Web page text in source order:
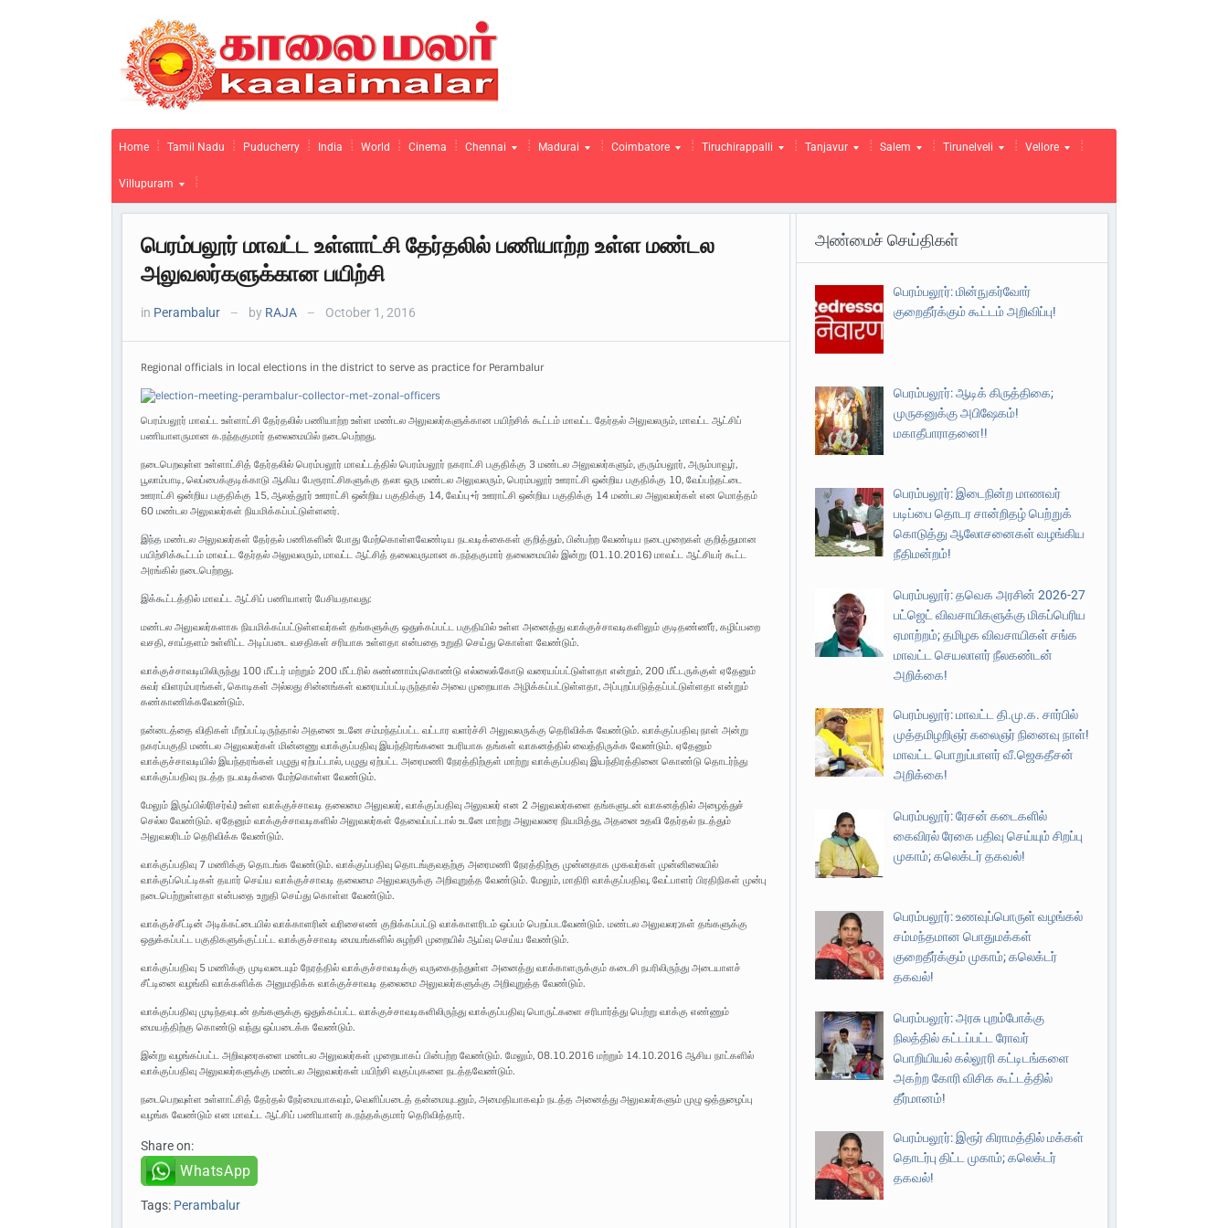
Home Tamil Nadu Puducherry India World Cinema Chennai Madurai Coimbatore Tiruchirappalli Tanjavur Salem Tirunelveli Vellore
Villupuram
பெரம்பலூர் மாவட்ட உள்ளாட்சி தேர்தலில் பணியாற்ற உள்ள மண்டல
அலுவலர்களுக்கான பயிற்சி
in Perambalur — by RAJA — October 1, 2016
Regional officials in local elections in the district to serve as practice for Perambalur
பெரம்பலூர் மாவட்ட உள்ளாட்சி தேர்தலில் பணியாற்ற உள்ள மண்டல அலுவலர்களுக்கான பயிற்சிக் கூட்டம் மாவட்ட தேர்தல் அலுவலரும், மாவட்ட ஆட்சிப்
பணியாளருமான க.நந்தகுமார் தலைமையில் நடைபெற்றது.
நடைபெறவுள்ள உள்ளாட்சித் தேர்தலில் பெரம்பலூர் மாவட்டத்தில் பெரம்பலூர் நகராட்சி பகுதிக்கு 3 மண்டல அலுவலர்களும், குரும்பலூர், அரும்பாவூர்,
பூலாம்பாடி, லெப்பைக்குடிக்காடு ஆகிய பேரூராட்சிகளுக்கு தலா ஒரு மண்டல அலுவலரும், பெரம்பலூர் ஊராட்சி ஒன்றிய பகுதிக்கு 10, வேப்பந்தட்டை
ஊராட்சி ஒன்றிய பகுதிக்கு 15, ஆலத்தூர் ஊராட்சி ஒன்றிய பகுதிக்கு 14, வேப்பு+ர் ஊராட்சி ஒன்றிய பகுதிக்கு 14 மண்டல அலுவலர்கள் என மொத்தம்
60 மண்டல அலுவலர்கள் நியமிக்கப்பட்டுள்ளனர்.
இந்த மண்டல அலுவலர்கள் தேர்தல் பணிகளின் போது மேற்கொள்ளவேண்டிய நடவடிக்கைகள் குறித்தும், பின்பற்ற வேண்டிய நடைமுறைகள் குறித்துமான
பயிற்சிக்கூட்டம் மாவட்ட தேர்தல் அலுவலரும், மாவட்ட ஆட்சித் தலைவருமான க.நந்தகுமார் தலைமையில் இன்று (01.10.2016) மாவட்ட ஆட்சியர் கூட்ட
அரங்கில் நடைபெற்றது.
இக்கூட்டத்தில் மாவட்ட ஆட்சிப் பணியாளர் பேசியதாவது:
மண்டல அலுவலர்களாக நியமிக்கப்பட்டுள்ளவர்கள் தங்களுக்கு ஒதுக்கப்பட்ட பகுதியில் உள்ள அனைத்து வாக்குச்சாவடிகளிலும் குடிதண்ணீர், கழிப்பறை
வசதி, சாய்தளம் உள்ளிட்ட அடிப்படை வசதிகள் சரியாக உள்ளதா என்பதை உறுதி செய்து கொள்ள வேண்டும்.
வாக்குச்சாவடியிலிருந்து 100 மீட்டர் மற்றும் 200 மீட்டரில் சுண்ணாம்புகொண்டு எல்லைக்கோடு வரையப்பட்டுள்ளதா என்றும், 200 மீட்டருக்குள் ஏதேனும்
சுவர் விளரம்பரங்கள், கொடிகள் அல்லது சின்னங்கள் வரையப்பட்டிருந்தால் அவை முறையாக அழிக்கப்பட்டுள்ளதா, அப்புறப்படுத்தப்பட்டுள்ளதா என்றும்
கண்காணிக்கவேண்டும்.
நன்னடத்தை விதிகள் மீறப்பட்டிருந்தால் அதனை உடனே சம்மந்தப்பட்ட வட்டார வளர்ச்சி அலுவலருக்கு தெரிவிக்க வேண்டும். வாக்குப்பதிவு நாள் அன்று
நகரப்பகுதி மண்டல அலுவலர்கள் மின்னணு வாக்குப்பதிவு இயந்திரங்களை உபரியாக தங்கள் வாகனத்தில் வைத்திருக்க வேண்டும். ஏதேனும்
வாக்குச்சாவடியில் இயந்தரங்கள் பழுது ஏற்பட்டால், பழுது ஏற்பட்ட அரைமணி நேரத்திற்குள் மாற்று வாக்குப்பதிவு இயந்திரத்தினை கொண்டு தொடர்ந்து
வாக்குப்பதிவு நடத்த நடவடிக்கை மேற்கொள்ள வேண்டும்.
மேலும் இருப்பில்(ரிசர்வ்) உள்ள வாக்குச்சாவடி தலைமை அலுவலர், வாக்குப்பதிவு அலுவலர் என 2 அலுவலர்களை தங்களுடன் வாகனத்தில் அழைத்துச்
செல்ல வேண்டும். ஏதேனும் வாக்குச்சாவடிகளில் அலுவலர்கள் தேவைப்பட்டால் உடனே மாற்று அலுவலரை நியமித்து, அதனை உதவி தேர்தல் நடத்தும்
அலுவலரிடம் தெரிவிக்க வேண்டும்.
வாக்குப்பதிவு 7 மணிக்கு தொடங்க வேண்டும். வாக்குப்பதிவு தொடங்குவதற்கு அரைமணி நேரத்திற்கு முன்னதாக முகவர்கள் முன்னிலையில்
வாக்குப்பெட்டிகள் தயார் செய்ய வாக்குச்சாவடி தலைமை அலுவலருக்கு அறிவுறுத்த வேண்டும். மேலும், மாதிரி வாக்குப்பதிவு, வேட்பாளர் பிரதிநிகள் முன்பு
நடைபெற்றுள்ளதா என்பதை உறுதி செய்து கொள்ள வேண்டும்.
வாக்குச்சீட்டின் அடிக்கட்டையில் வாக்காளரின் வரிசைஎண் குறிக்கப்பட்டு வாக்காளரிடம் ஒப்பம் பெறப்படவேண்டும். மண்டல அலுவலர;கள் தங்களுக்கு
ஒதுக்கப்பட்ட பகுதிகளுக்குட்பட்ட வாக்குச்சாவடி மையங்களில் சுழற்சி முறையில் ஆய்வு செய்ய வேண்டும்.
வாக்குப்பதிவு 5 மணிக்கு முடிவடையும் நேரத்தில் வாக்குச்சாவடிக்கு வருகைதந்துள்ள அனைத்து வாக்காளருக்கும் கடைசி நபரிலிருந்து அடையாளச்
சீட்டினை வழங்கி வாக்களிக்க அனுமதிக்க வாக்குச்சாவடி தலைமை அலுவலர்களுக்கு அறிவுறுத்த வேண்டும்.
வாக்குப்பதிவு முடிந்தவுடன் தங்களுக்கு ஒதுக்கப்பட்ட வாக்குச்சாவடிகளிலிருந்து வாக்குப்பதிவு பொருட்களை சரிபார்த்து பெற்று வாக்கு எண்ணும்
மையத்திற்கு கொண்டு வந்து ஒப்படைக்க வேண்டும்.
இன்று வழங்கப்பட்ட அறிவுரைகளை மண்டல அலுவலர்கள் முறையாகப் பின்பற்ற வேண்டும். மேலும், 08.10.2016 மற்றும் 14.10.2016 ஆசிய நாட்களில்
வாக்குப்பதிவு அலுவலர்களுக்கு மண்டல அலுவலர்கள் பயிற்சி வகுப்புகளை நடத்தவேண்டும்.
நடைபெறவுள்ள உள்ளாட்சித் தேர்தல் நேர்மையாகவும், வெளிப்படைத் தன்மையுடனும், அமைதியாகவும் நடத்த அனைத்து அலுவலர்களும் முழு ஒத்துழைப்பு
வழங்க வேண்டும் என மாவட்ட ஆட்சிப் பணியாளர் க.நந்தக்குமார் தெரிவித்தார்.
Share on:
WhatsApp
Tags: Perambalur
அண்மைச் செய்திகள்
பெரம்பலூர்: மின்நுகர்வோர்
குறைதீர்க்கும் கூட்டம் அறிவிப்பு!
பெரம்பலூர்: ஆடிக் கிருத்திகை;
முருகனுக்கு அபிஷேகம்!
மகாதீபாராதனை!!
பெரம்பலூர்: இடைநின்ற மாணவர்
படிப்பை தொடர சான்றிதழ் பெற்றுக்
கொடுத்து ஆலோசனைகள் வழங்கிய
நீதிமன்றம்!
பெரம்பலூர்: தவெக அரசின் 2026-27
பட்ஜெட் விவசாயிகளுக்கு மிகப்பெரிய
ஏமாற்றம்; தமிழக விவசாயிகள் சங்க
மாவட்ட செயலாளர் நீலகண்டன்
அறிக்கை!
பெரம்பலூர்: மாவட்ட தி.மு.க. சார்பில்
முத்தமிழறிஞர் கலைஞர் நினைவு நாள்!
மாவட்ட பொறுப்பாளர் வீ.ஜெகதீசன்
அறிக்கை!
பெரம்பலூர்: ரேசன் கடைகளில்
கைவிரல் ரேகை பதிவு செய்யும் சிறப்பு
முகாம்; கலெக்டர் தகவல்!
பெரம்பலூர்: உணவுப்பொருள் வழங்கல்
சம்மந்தமான பொதுமக்கள்
குறைதீர்க்கும் முகாம்; கலெக்டர்
தகவல்!
பெரம்பலூர்: அரசு புறம்போக்கு
நிலத்தில் கட்டப்பட்ட ரோவர்
பொறியியல் கல்லூரி கட்டிடங்களை
அகற்ற கோரி விசிக கூட்டத்தில்
தீர்மானம்!
பெரம்பலூர்: இரூர் கிராமத்தில் மக்கள்
தொடர்பு திட்ட முகாம்; கலெக்டர்
தகவல்!